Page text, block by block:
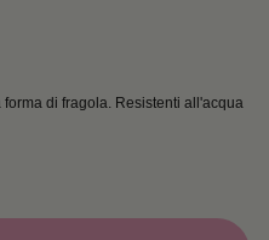
di fragola. Resistenti all'acqua